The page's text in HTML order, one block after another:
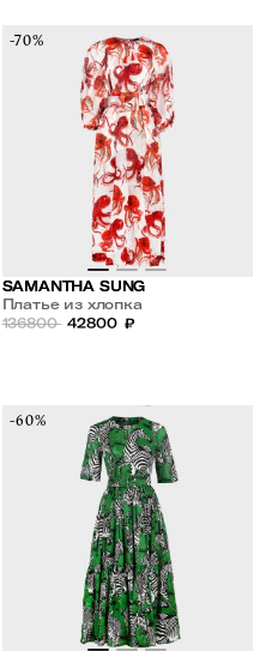
-70%
SAMANTHA SUNG
Платье из хлопка
136800 42800 ₽
-60%